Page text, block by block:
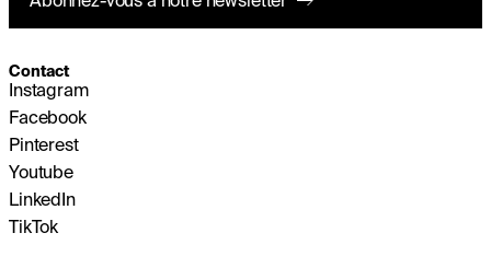
Contact
Instagram
Facebook
Pinterest
Youtube
LinkedIn
TikTok